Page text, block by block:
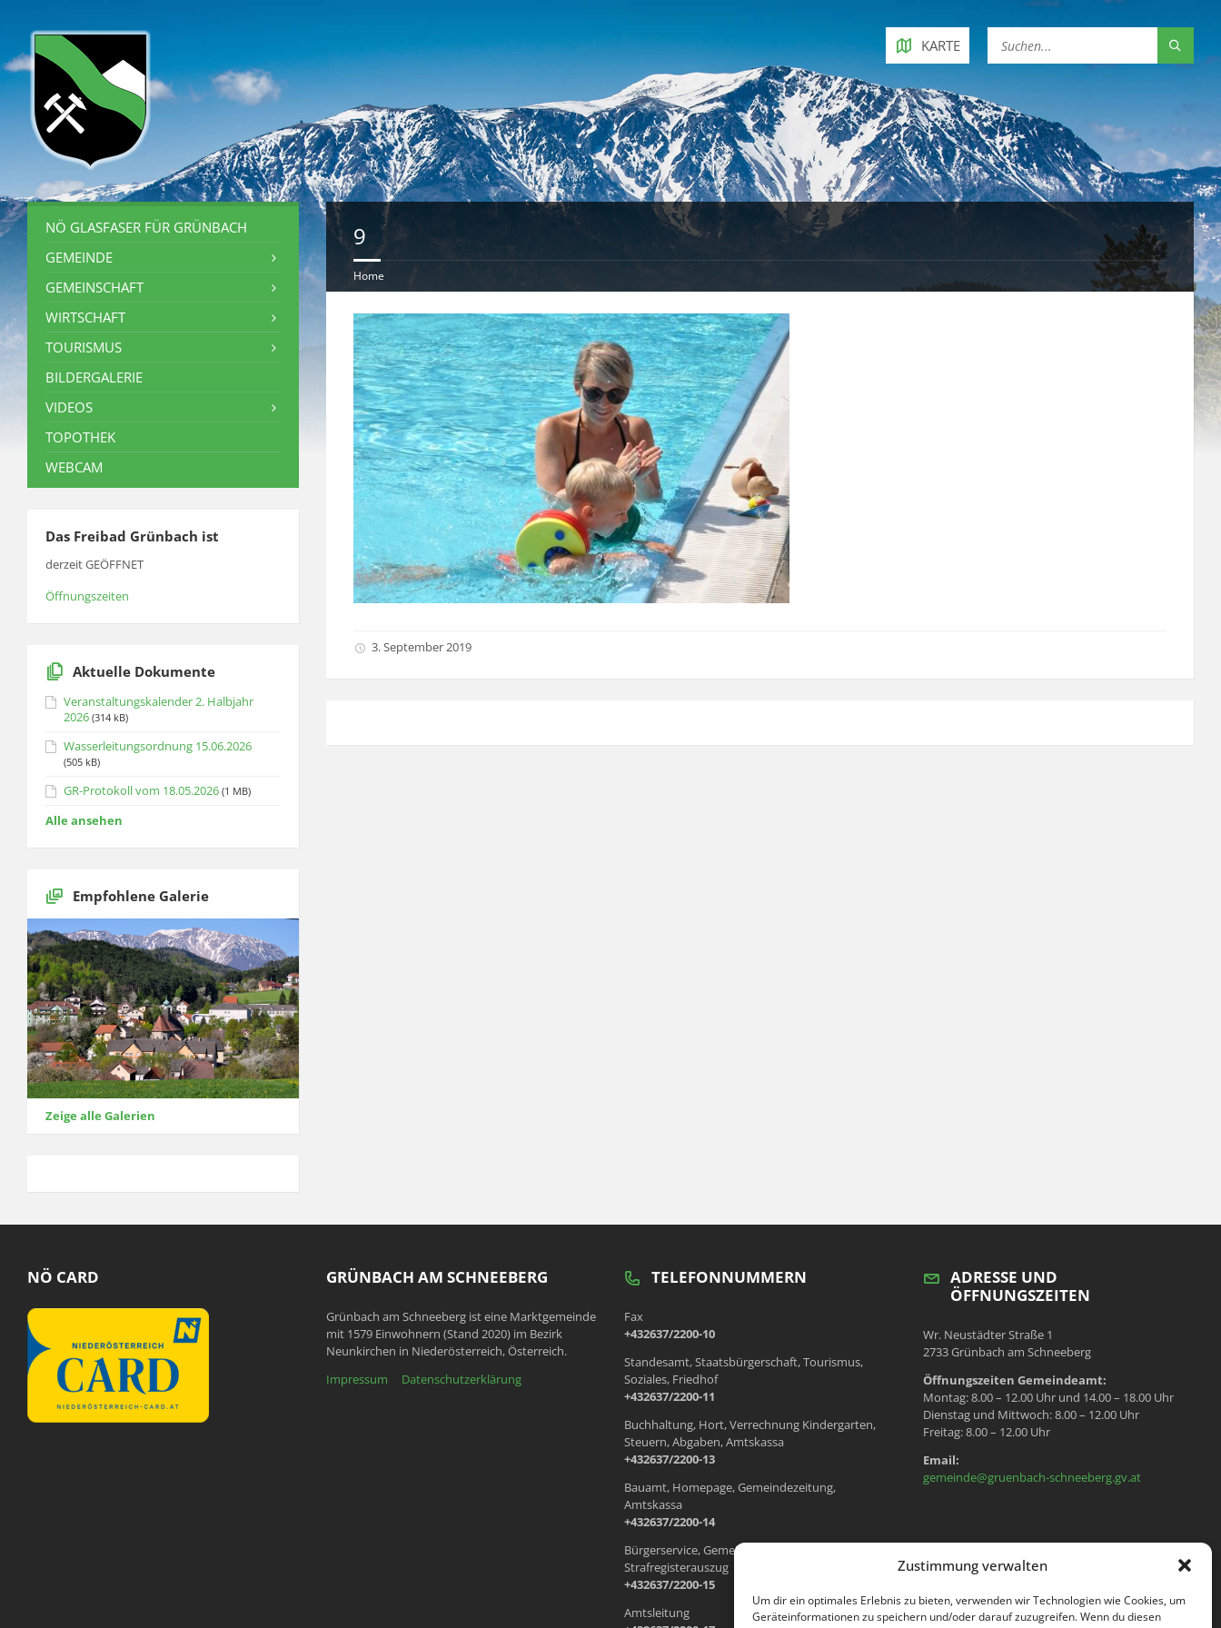
Zustimmung verwalten
Um dir ein optimales Erlebnis zu bieten, verwenden wir Technologien wie Cookies, um
Geräteinformationen zu speichern und/oder darauf zuzugreifen. Wenn du diesen
KARTE
9
Home
3. September 2019
NÖ GLASFASER FÜR GRÜNBACH
GEMEINDE
GEMEINSCHAFT
WIRTSCHAFT
TOURISMUS
BILDERGALERIE
VIDEOS
TOPOTHEK
WEBCAM
Das Freibad Grünbach ist
derzeit GEÖFFNET
Öffnungszeiten
Aktuelle Dokumente
Veranstaltungskalender 2. Halbjahr
2026 (314 kB)
Wasserleitungsordnung 15.06.2026
(505 kB)
GR-Protokoll vom 18.05.2026 (1 MB)
Alle ansehen
Empfohlene Galerie
Zeige alle Galerien
NÖ CARD GRÜNBACH AM SCHNEEBERG
Grünbach am Schneeberg ist eine Marktgemeinde
mit 1579 Einwohnern (Stand 2020) im Bezirk
Neunkirchen in Niederösterreich, Österreich.
Impressum
Datenschutzerklärung
TELEFONNUMMERN
Fax
+432637/2200-10
Standesamt, Staatsbürgerschaft, Tourismus,
Soziales, Friedhof
+432637/2200-11
Buchhaltung, Hort, Verrechnung Kindergarten,
Steuern, Abgaben, Amtskassa
+432637/2200-13
Bauamt, Homepage, Gemeindezeitung,
Amtskassa
+432637/2200-14
Bürgerservice, Gemeindewohnungen, Meldeamt,
Strafregisterauszug
+432637/2200-15
Amtsleitung
ADRESSE UND
ÖFFNUNGSZEITEN
Wr. Neustädter Straße 1
2733 Grünbach am Schneeberg
Öffnungszeiten Gemeindeamt:
Montag: 8.00 – 12.00 Uhr und 14.00 – 18.00 Uhr
Dienstag und Mittwoch: 8.00 – 12.00 Uhr
Freitag: 8.00 – 12.00 Uhr
Email:
gemeinde@gruenbach-schneeberg.gv.at